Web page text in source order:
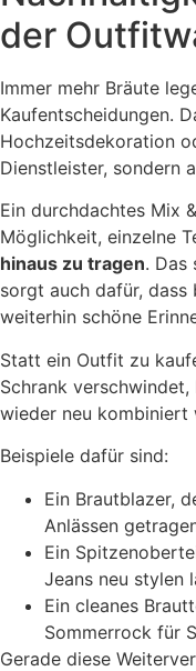
der
Immer mehr Bräute
Kaufentscheidungen.
Hochzeitsdekoration
Dienstleister, sondern
Ein durchdachtes Mix
Möglichkeit, einzelne
hinaus zu tragen. Das
sorgt auch dafür, dass
weiterhin schöne
Statt ein Outfit zu
Schrank
wieder neu kombiniert
Beispiele dafür sind:
Ein Brautblazer,
Anlässen
Ein
Jeans neu stylen
Ein cleanes
Sommerrock für
Gerade diese